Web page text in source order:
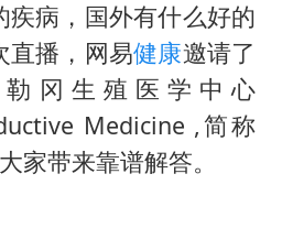
疾病，国外有什么好的
直播，网易健康邀请了
冈生殖医学中心
Medicine ,简称
家带来靠谱解答。